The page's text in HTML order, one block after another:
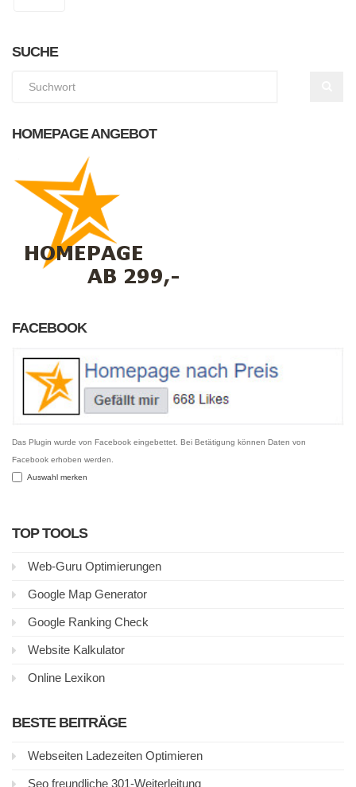
SUCHE
HOMEPAGE ANGEBOT
FACEBOOK
Das Plugin wurde von Facebook eingebettet. Bei Betätigung können Daten von
Facebook erhoben werden.
Auswahl merken
TOP TOOLS
Web-Guru Optimierungen
Google Map Generator
Google Ranking Check
Website Kalkulator
Online Lexikon
BESTE BEITRÄGE
Webseiten Ladezeiten Optimieren
Seo freundliche 301-Weiterleitung